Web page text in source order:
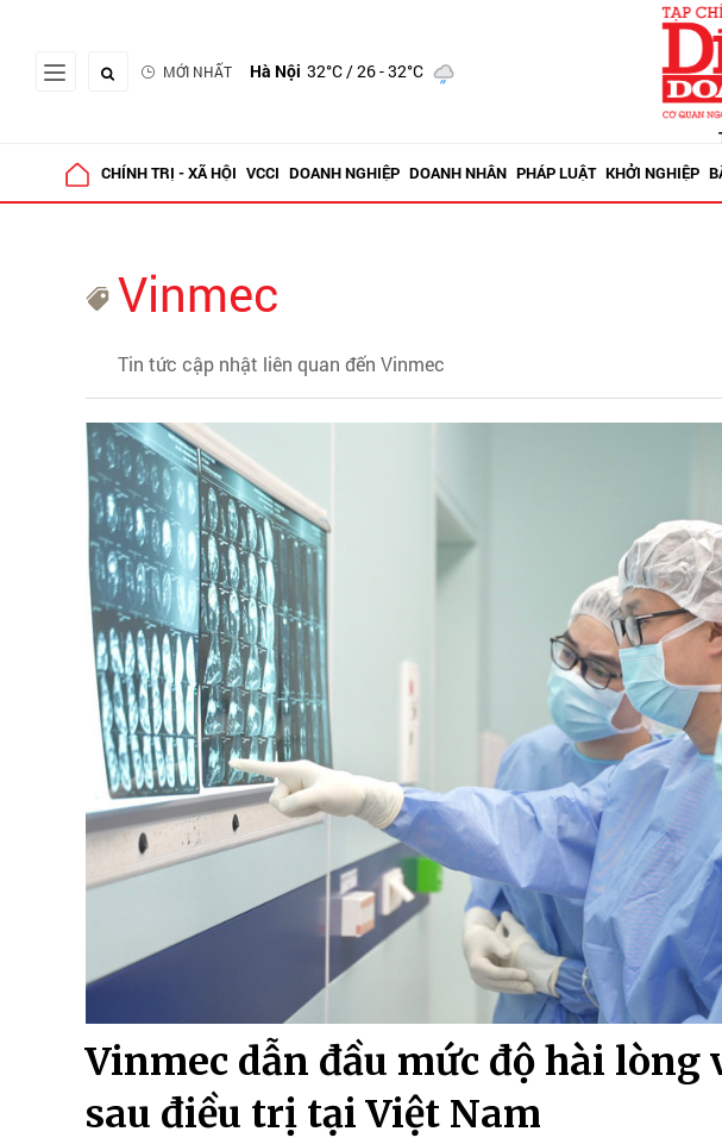
MỚI NHẤT Hà Nội 32°C/ 26 - 32°C
CHÍNH TRỊ - XÃ HỘI VCCI DOANH NGHIỆP DOANH NHÂN PHÁP LUẬT KHỞI NGHIỆP
Vinmec
Tin tức cập nhật liên quan đến Vinmec
Vinmec dẫn đầu mức độ hài lòng
sau điều trị tại Việt Nam